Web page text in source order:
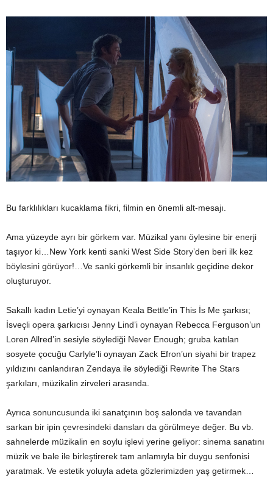
Bu farklılıkları kucaklama fikri, filmin en önemli alt-mesajı.
Ama yüzeyde ayrı bir görkem var. Müzikal yanı öylesine bir enerji
taşıyor ki…New York kenti sanki West Side Story’den beri ilk kez
böylesini görüyor!…Ve sanki görkemli bir insanlık geçidine dekor
oluşturuyor.
Sakallı kadın Letie’yi oynayan Keala Bettle’in This İs Me şarkısı;
İsveçli opera şarkıcısı Jenny Lind’i oynayan Rebecca Ferguson’un
Loren Allred’in sesiyle söylediği Never Enough; gruba katılan
sosyete çocuğu Carlyle’li oynayan Zack Efron’un siyahi bir trapez
yıldızını canlandıran Zendaya ile söylediği Rewrite The Stars
şarkıları, müzikalin zirveleri arasında.
Ayrıca sonuncusunda iki sanatçının boş salonda ve tavandan
sarkan bir ipin çevresindeki dansları da görülmeye değer. Bu vb.
sahnelerde müzikalin en soylu işlevi yerine geliyor: sinema sanatını
müzik ve bale ile birleştirerek tam anlamıyla bir duygu senfonisi
yaratmak. Ve estetik yoluyla adeta gözlerimizden yaş getirmek…